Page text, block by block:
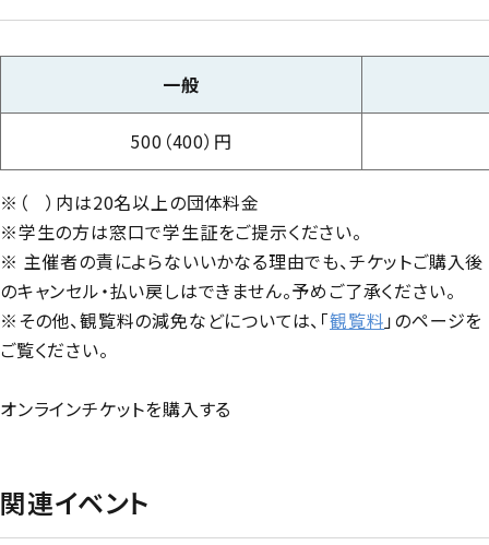
⼀般
500（400）円
※（ ）内は20名以上の団体料金
※学生の方は窓口で学生証をご提示ください。
※ 主催者の責によらないいかなる理由でも、チケットご購入後
のキャンセル・払い戻しはできません。予めご了承ください。
※その他、観覧料の減免などについては、「観覧料」のページを
ご覧ください。
オンラインチケットを購入する
関連イベント